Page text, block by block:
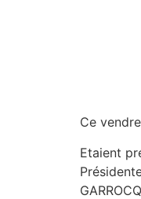
Ce
Etaient